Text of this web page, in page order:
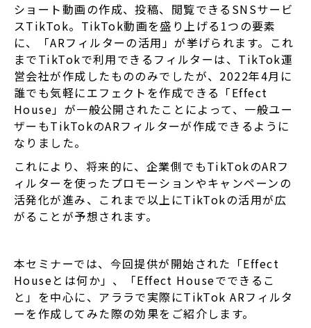
ショート動画の作成、投稿、閲覧できるSNSサービ
スTikTok。TikTok動画を盛り上げる1つの要素
に、「ARフィルターの活用」が挙げられます。これ
までTikTokで利用できるフィルターは、TikTok運
営会社が作成したもののみでしたが、2022年4月に
誰でも気軽にエフェクトを作成できる「Effect
House」が一般公開されたことによって、一般ユー
ザーもTikTokのARフィルターが作成できるように
なりました。
これにより、将来的に、企業側でもTikTokのARフ
ィルターを使ったプロモーションやキャンペーンの
活発化が進み、これまで以上にTikTokの活用が広
がることが予想されます。
本セミナーでは、今回提供が開始された「Effect
Houseとは何か」、「Effect Houseでできるこ
と」を中心に、アララで実際にTikTok ARフィルタ
ーを作成してみた際の効果をご紹介します。